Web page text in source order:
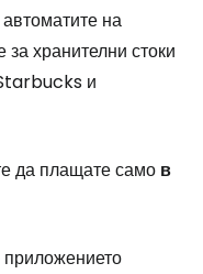
на
хранителни стоки
и
да плащате само в